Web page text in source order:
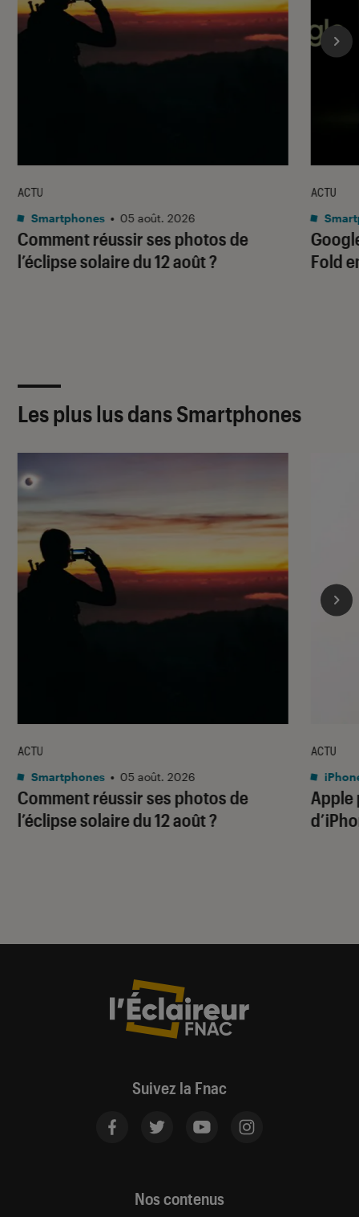
Comment réussir ses photos de
l’éclipse solaire du 12 août ?
ACTU
Smartphones • 05 août. 2026
Fold
ACTU
Les plus lus dans Smartphones
Comment réussir ses photos de
l’éclipse solaire du 12 août ?
ACTU
Smartphones • 05 août. 2026
Apple
ACTU
Suivez la Fnac
Nos contenus